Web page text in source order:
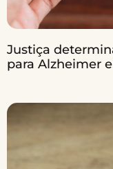
Justiça
para Alzheimer